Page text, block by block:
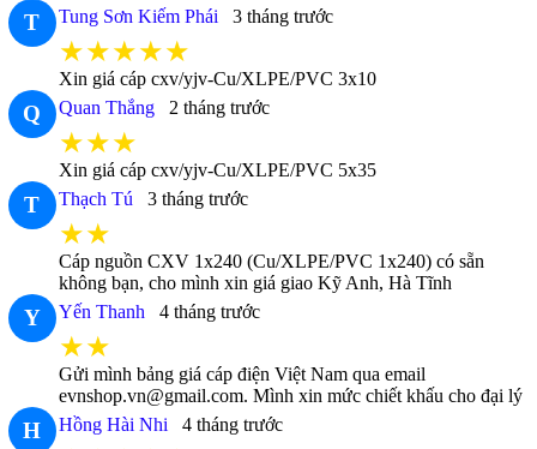
T Tung Sơn Kiếm Phái 3 tháng trước
★★★★★
Xin giá cáp cxv/yjv-Cu/XLPE/PVC 3x10
Q Quan Thắng 2 tháng trước
★★★
Xin giá cáp cxv/yjv-Cu/XLPE/PVC 5x35
T Thạch Tú 3 tháng trước
★★
Cáp nguồn CXV 1x240 (Cu/XLPE/PVC 1x240) có sẵn
không bạn, cho mình xin giá giao Kỹ Anh, Hà Tĩnh
Y Yến Thanh 4 tháng trước
★★
Gửi mình bảng giá cáp điện Việt Nam qua email
evnshop.vn@gmail.com. Mình xin mức chiết khấu cho đại lý
H Hồng Hài Nhi 4 tháng trước